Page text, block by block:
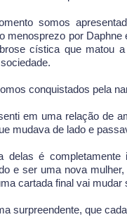
somos
menosprezo por
cística que matou
conquistados pela
em uma relação de
mudava de lado e
delas é
e ser uma nova
cartada final vai
surpreendente, que